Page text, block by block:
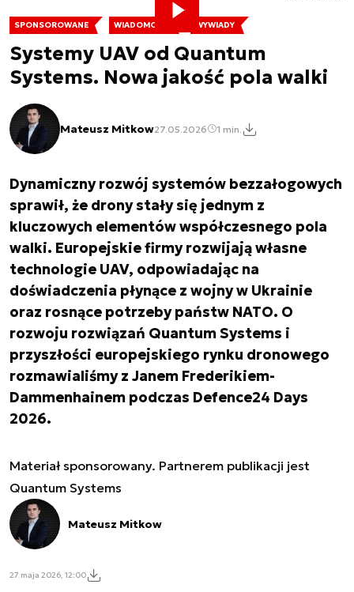
SPONSOROWANE WIADOMOŚCI WYWIADY
Systemy UAV od Quantum
Systems. Nowa jakość pola walki
Mateusz Mitkow27.05.2026 1 min.
Dynamiczny rozwój systemów bezzałogowych
sprawił, że drony stały się jednym z
kluczowych elementów współczesnego pola
walki. Europejskie firmy rozwijają własne
technologie UAV, odpowiadając na
doświadczenia płynące z wojny w Ukrainie
oraz rosnące potrzeby państw NATO. O
rozwoju rozwiązań Quantum Systems i
przyszłości europejskiego rynku dronowego
rozmawialiśmy z Janem Frederikiem-
Dammenhainem podczas Defence24 Days
2026.
Materiał sponsorowany. Partnerem publikacji jest
Quantum Systems
Mateusz Mitkow
27 maja 2026, 12:00